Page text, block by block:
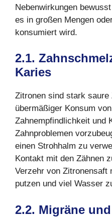
Nebenwirkungen
es in großen Mengen
konsumiert wird.
2.1.
Karies
Zitronen sind stark
übermäßiger Konsum
Zahnempfindlichkeit und
Zahnproblemen
einen Strohhalm zu
Kontakt mit den Zähnen
Verzehr von Zitronensaft
putzen und viel Wasser
2.2. Migräne